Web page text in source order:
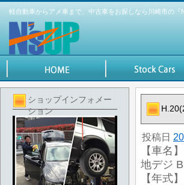
軽自動車からアメ車まで、中古車をお探しなら川崎市の『
ショップインフォメー
ション
投稿日
【車名
地デジ
【年式